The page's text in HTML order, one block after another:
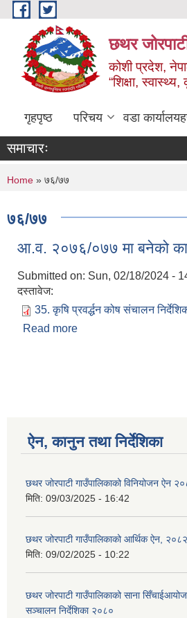
Skip to main content
छथर
कोशी प्रदेश,
“शिक्षा,
गृहपृष्ठ परिचय वडा
समाचारः
You are here
Home » ७६/७७
७६/७७
आ.व. २०७६/०७७ मा बनेको
Submitted on: Sun, 02/18/2024 -
दस्तावेज:
35. कृषि प्रवर्द्धन कोष संचालन
Read more
ऐन, कानुन तथा निर्देशिका
छथर जोरपाटी गाउँपालिकाको विनियोजन ऐन
मिति: 09/03/2025 - 16:42
छथर जोरपाटी गाउँपालिकाको आर्थिक ऐन, २०८२
मिति: 09/02/2025 - 10:22
छथर जोरपाटी गाउँपालिकाको साना
सञ्चालन निर्देशिका २०८०